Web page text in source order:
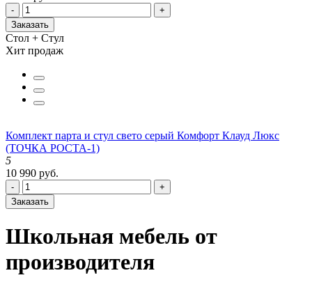
-
+
Заказать
Стол + Стул
Хит продаж
Комплект парта и стул свето серый Комфорт Клауд Люкс
(ТОЧКА РОСТА-1)
5
10 990 руб.
-
+
Заказать
Школьная мебель от
производителя